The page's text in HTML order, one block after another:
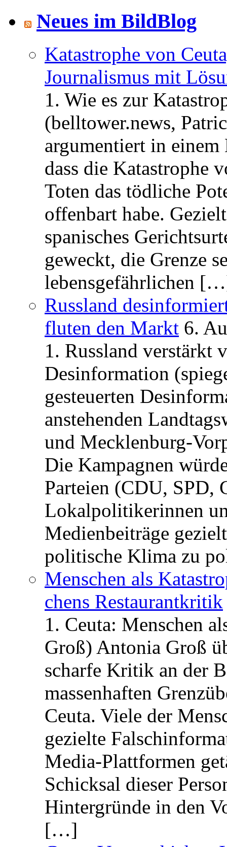
Neues im BildBlog
Katastrophe von
Journalismus mit
1. Wie es zur
(belltower.news,
argumentiert in
dass die Katastrophe
Toten das tödliche
offenbart habe.
spanisches
geweckt, die Grenze
lebensgefährlichen
Russland
fluten den Markt 6.
1. Russland verstärkt
Desinformation
gesteuerten
anstehenden
und Mecklenburg-
Die Kampagnen
Parteien (CDU, SPD,
Lokalpolitikerinnen
Medienbeiträge
politische Klima zu
Menschen als
chens Restau­rant­kritik
1. Ceuta: Menschen
Groß) Antonia Groß
scharfe Kritik an der
massenhaften
Ceuta. Viele der
gezielte
Media-Plattformen
Schicksal dieser
Hintergründe in den
[…]